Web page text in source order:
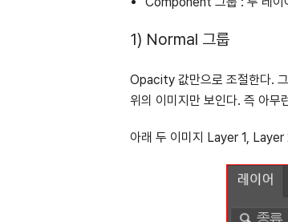
1) Normal 그룹
Opacity 값만으로 조절한다.
위의 이미지만 보인다. 즉 아
아래 두 이미지 Layer 1, Layer